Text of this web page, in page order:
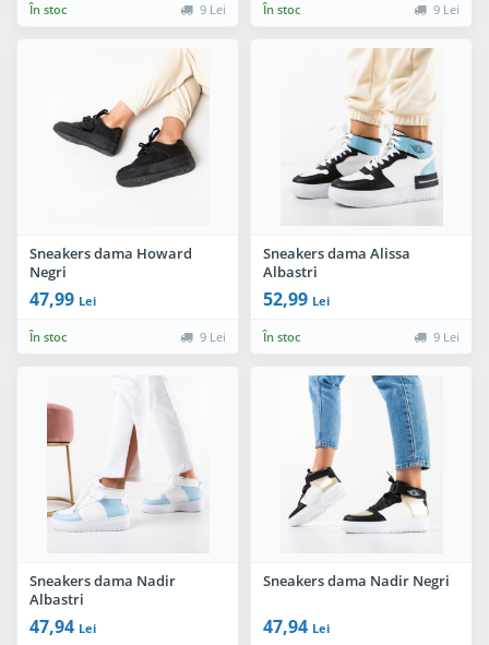
În stoc 9 Lei În stoc 9 Lei
Sneakers dama Howard
Negri
47,99 Lei
În stoc 9 Lei
Sneakers dama Alissa
Albastri
52,99 Lei
În stoc 9 Lei
Sneakers dama Nadir
Albastri
47,94 Lei
Sneakers dama Nadir Negri
47,94 Lei